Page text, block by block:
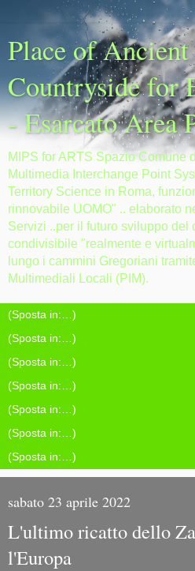
Place of Ancient
Countryside for
- Esarcato Area
MIPS for ARTS Spazio Comune
Multimedia Interchange Point
Territory Science in Roma,
rinnovabile UOMO" .. elaborato
Servizi ..per il futuro sviluppo del
condivisibile "realmente e
lungo i cammini Gregoriani
Multimediali Locali (PIM).
sabato 23 aprile 2022
L'ultimo ricatto dello
l'Europa